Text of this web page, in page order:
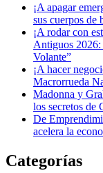
¡A apagar
sus cuerpos de
¡A rodar con
Antiguos 2026:
Volante”
¡A hacer
Macrorrueda
Madonna y
los secretos de
De
acelera la
Categorías